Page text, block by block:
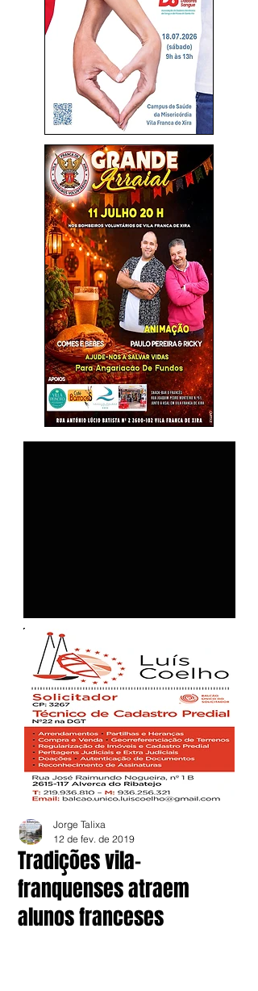
Tradições vila-
franquenses atraem
alunos franceses
Jorge Talixa
12 de fev. de 2019